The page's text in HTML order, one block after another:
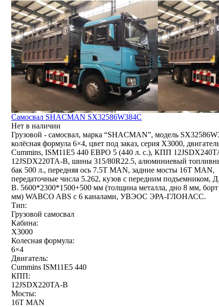
Самосвал SHACMAN SX32586W384C
Нет в наличии
Грузовой - самосвал, марка “SHACMAN”, модель
колёсная формула 6×4, цвет под заказ, серия Х3000,
Cummins, ISM11E5 440 ЕВРО 5 (440 л. с.), КПП
12JSDX220TA-B, шины 315/80R22.5, алюминиевый
бак 500 л., передняя ось 7.5T MAN, задние мосты 16T MAN,
передаточные числа 5.262, кузов с передним подъемником,
В. 5600*2300*1500+500 мм (толщина металла, дно 8 мм,
мм) WABCO ABS с 6 каналами, УВЭОС ЭРА-ГЛОНАСС.
Тип:
Грузовой самосвал
Кабина:
X3000
Колесная формула:
6×4
Двигатель:
Cummins ISM11E5 440
КПП:
12JSDX220TA-B
Мосты:
16T MAN